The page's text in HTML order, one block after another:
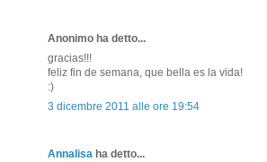
Anonimo ha detto...
gracias!!!
feliz fin de semana, que bella es la vida!
:)
3 dicembre 2011 alle ore 19:54
Annalisa ha detto...